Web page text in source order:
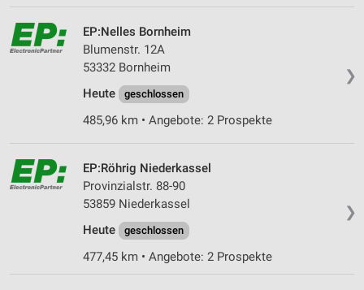
❯
EP:Nelles Bornheim
Blumenstr. 12A
53332 Bornheim
Heute
geschlossen
485,96 km • Angebote: 2 Prospekte
❯
EP:Röhrig Niederkassel
Provinzialstr. 88-90
53859 Niederkassel
Heute
geschlossen
477,45 km • Angebote: 2 Prospekte